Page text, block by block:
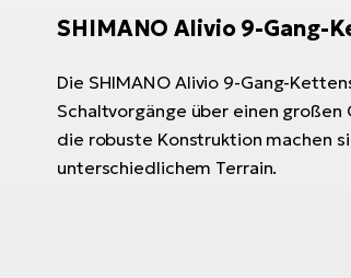
SHIMANO Alivio 9-Gang-
Die SHIMANO Alivio 9-Gang-
Schaltvorgänge über einen großen
die robuste Konstruktion machen
unterschiedlichem Terrain.